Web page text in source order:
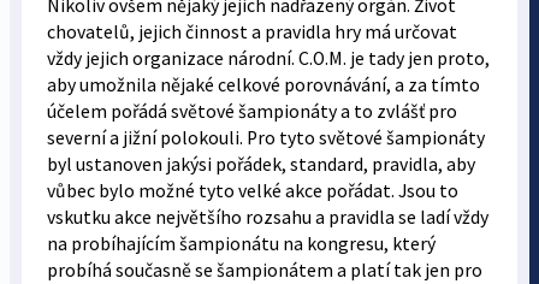
Nikoliv ovšem nějaký jejich nadřazený orgán. Život
chovatelů, jejich činnost a pravidla hry má určovat
vždy jejich organizace národní. C.O.M. je tady jen proto,
aby umožnila nějaké celkové porovnávání, a za tímto
účelem pořádá světové šampionáty a to zvlášť pro
severní a jižní polokouli. Pro tyto světové šampionáty
byl ustanoven jakýsi pořádek, standard, pravidla, aby
vůbec bylo možné tyto velké akce pořádat. Jsou to
vskutku akce největšího rozsahu a pravidla se ladí vždy
na probíhajícím šampionátu na kongresu, který
probíhá současně se šampionátem a platí tak jen pro